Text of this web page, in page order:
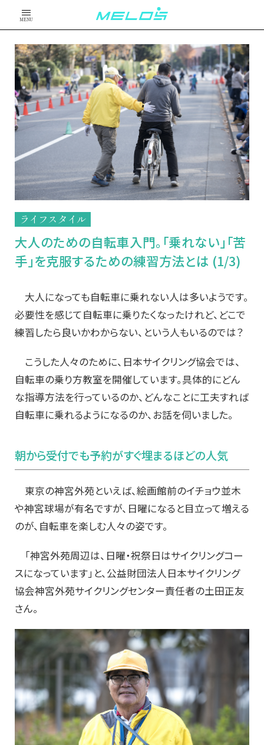
MENU
ライフスタイル
大人のための自転車入門。「乗れない」「苦
手」を克服するための練習方法とは (1/3)
大人になっても自転車に乗れない人は多いようです。
必要性を感じて自転車に乗りたくなったけれど、どこで
練習したら良いかわからない、という人もいるのでは？
こうした人々のために、日本サイクリング協会では、
自転車の乗り方教室を開催しています。具体的にどん
な指導方法を行っているのか、どんなことに工夫すれば
自転車に乗れるようになるのか、お話を伺いました。
朝から受付でも予約がすぐ埋まるほどの人気
東京の神宮外苑といえば、絵画館前のイチョウ並木
や神宮球場が有名ですが、日曜になると目立って増える
のが、自転車を楽しむ人々の姿です。
「神宮外苑周辺は、日曜・祝祭日はサイクリングコー
スになっています」と、公益財団法人日本サイクリング
協会神宮外苑サイクリングセンター責任者の土田正友
さん。